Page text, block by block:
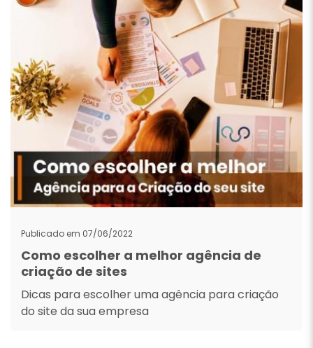
Publicado em 07/06/2022
Como escolher a melhor agência de
criação de sites
Dicas para escolher uma agência para criação
do site da sua empresa